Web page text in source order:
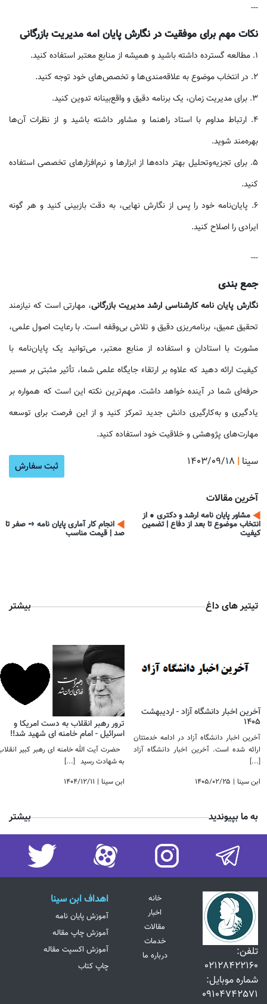
---
نکات مهم برای موفقیت در نگارش پایان‌ امه مدیریت بازرگانی
1. مطالعه گسترده داشته باشید و همیشه از منابع معتبر استفاده کنید.
2. در انتخاب موضوع به علاقه‌مندی‌ها و تخصص‌های خود توجه کنید.
3. برای مدیریت زمان، یک برنامه دقیق و واقع‌بینانه تدوین کنید.
4. ارتباط مداوم با استاد راهنما و مشاور داشته باشید و از نظرات آن‌ها
بهره‌مند شوید.
5. برای تجزیه‌وتحلیل بهتر داده‌ها از ابزارها و نرم‌افزارهای تخصصی استفاده
کنید.
6. پایان‌نامه خود را پس از نگارش نهایی، به دقت بازبینی کنید و هر گونه
ایرادی را اصلاح کنید.
---
جمع بندی
نگارش پایان نامه کارشناسی ارشد مدیریت بازرگانی، مهارتی است که نیازمند
تحقیق عمیق، برنامه‌ریزی دقیق و تلاش بی‌وقفه است. با رعایت اصول علمی،
مشورت با استادان و استفاده از منابع معتبر، می‌توانید یک پایان‌نامه با
کیفیت ارائه دهید که علاوه بر ارتقاء جایگاه علمی شما، تأثیر مثبتی بر مسیر
حرفه‌ای شما در آینده خواهد داشت. مهم‌ترین نکته این است که همواره بر
یادگیری و به‌کارگیری دانش جدید تمرکز کنید و از این فرصت برای توسعه
مهارت‌های پژوهشی و خلاقیت خود استفاده کنید.
۱۴۰۳/۰۹/۱۸ | سینا ثبت سفارش
آخرین مقالات
مشاور پایان نامه ارشد و دکتری ● از
انتخاب موضوع تا بعد از دفاع | تضمین
کیفیت
انجام کار آماری پایان نامه ➺ صفر تا
صد | قیمت مناسب
تیتیر های داغ بیشتر
آخرین اخبار دانشگاه آزاد - اردیبهشت
1405
آخرین اخبار دانشگاه آزاد در ادامه خدمتتان
ارائه شده است. آخرین اخبار دانشگاه آزاد
[...]
۱۴۰۵/۰۲/۲۵ | ابن سینا
ترور رهبر انقلاب به دست امریکا و
اسرائیل - امام خامنه ای شهید شد!! ​​​​​​​
حضرت آیت الله خامنه ای رهبر کبیر
به شهادت رسید
[...]
۱۴۰۴/۱۲/۱۱ | ابن سینا
به ما بپیوندید بیشتر
تلفن:
02128422160
شماره موبایل:
09104742571
اهداف ابن سینا
آموزش پایان نامه
آموزش چاپ مقاله
آموزش اکسپت مقاله
چاپ کتاب
خانه
اخبار
مقالات
خدمات
درباره ما